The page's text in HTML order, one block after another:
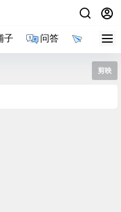
子 问答 导航
剪映